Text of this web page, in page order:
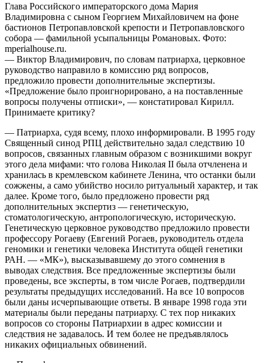
Глава Российского императорского дома Мария
Владимировна с сыном Георгием Михайловичем на фоне
бастионов Петропавловской крепости и Петропавловского
собора — фамильной усыпальницы Романовых. Фото:
mperialhouse.ru.
— Виктор Владимирович, по словам патриарха, церковное
руководство направило в комиссию ряд вопросов,
предложило провести дополнительные экспертизы.
«Предложение было проигнорировано, а на поставленные
вопросы получены отписки», — констатировал Кирилл.
Принимаете критику?
— Патриарха, судя всему, плохо информировали. В 1995 году
Священный синод РПЦ действительно задал следствию 10
вопросов, связанных главным образом с возникшими вокруг
этого дела мифами: что голова Николая II была отчленена и
хранилась в кремлевском кабинете Ленина, что останки были
сожжены, а само убийство носило ритуальный характер, и так
далее. Кроме того, было предложено провести ряд
дополнительных экспертиз — генетическую,
стоматологическую, антропологическую, историческую.
Генетическую церковное руководство предложило провести
профессору Рогаеву (Евгений Рогаев, руководитель отдела
геномики и генетики человека Института общей генетики
РАН. — «МК»), высказывавшему до этого сомнения в
выводах следствия. Все предложенные экспертизы были
проведены, все эксперты, в том числе Рогаев, подтвердили
результаты предыдущих исследований. На все 10 вопросов
были даны исчерпывающие ответы. В январе 1998 года эти
материалы были переданы патриарху. С тех пор никаких
вопросов со стороны Патриархии в адрес комиссии и
следствия не задавалось. И тем более не предъявлялось
никаких официальных обвинений.